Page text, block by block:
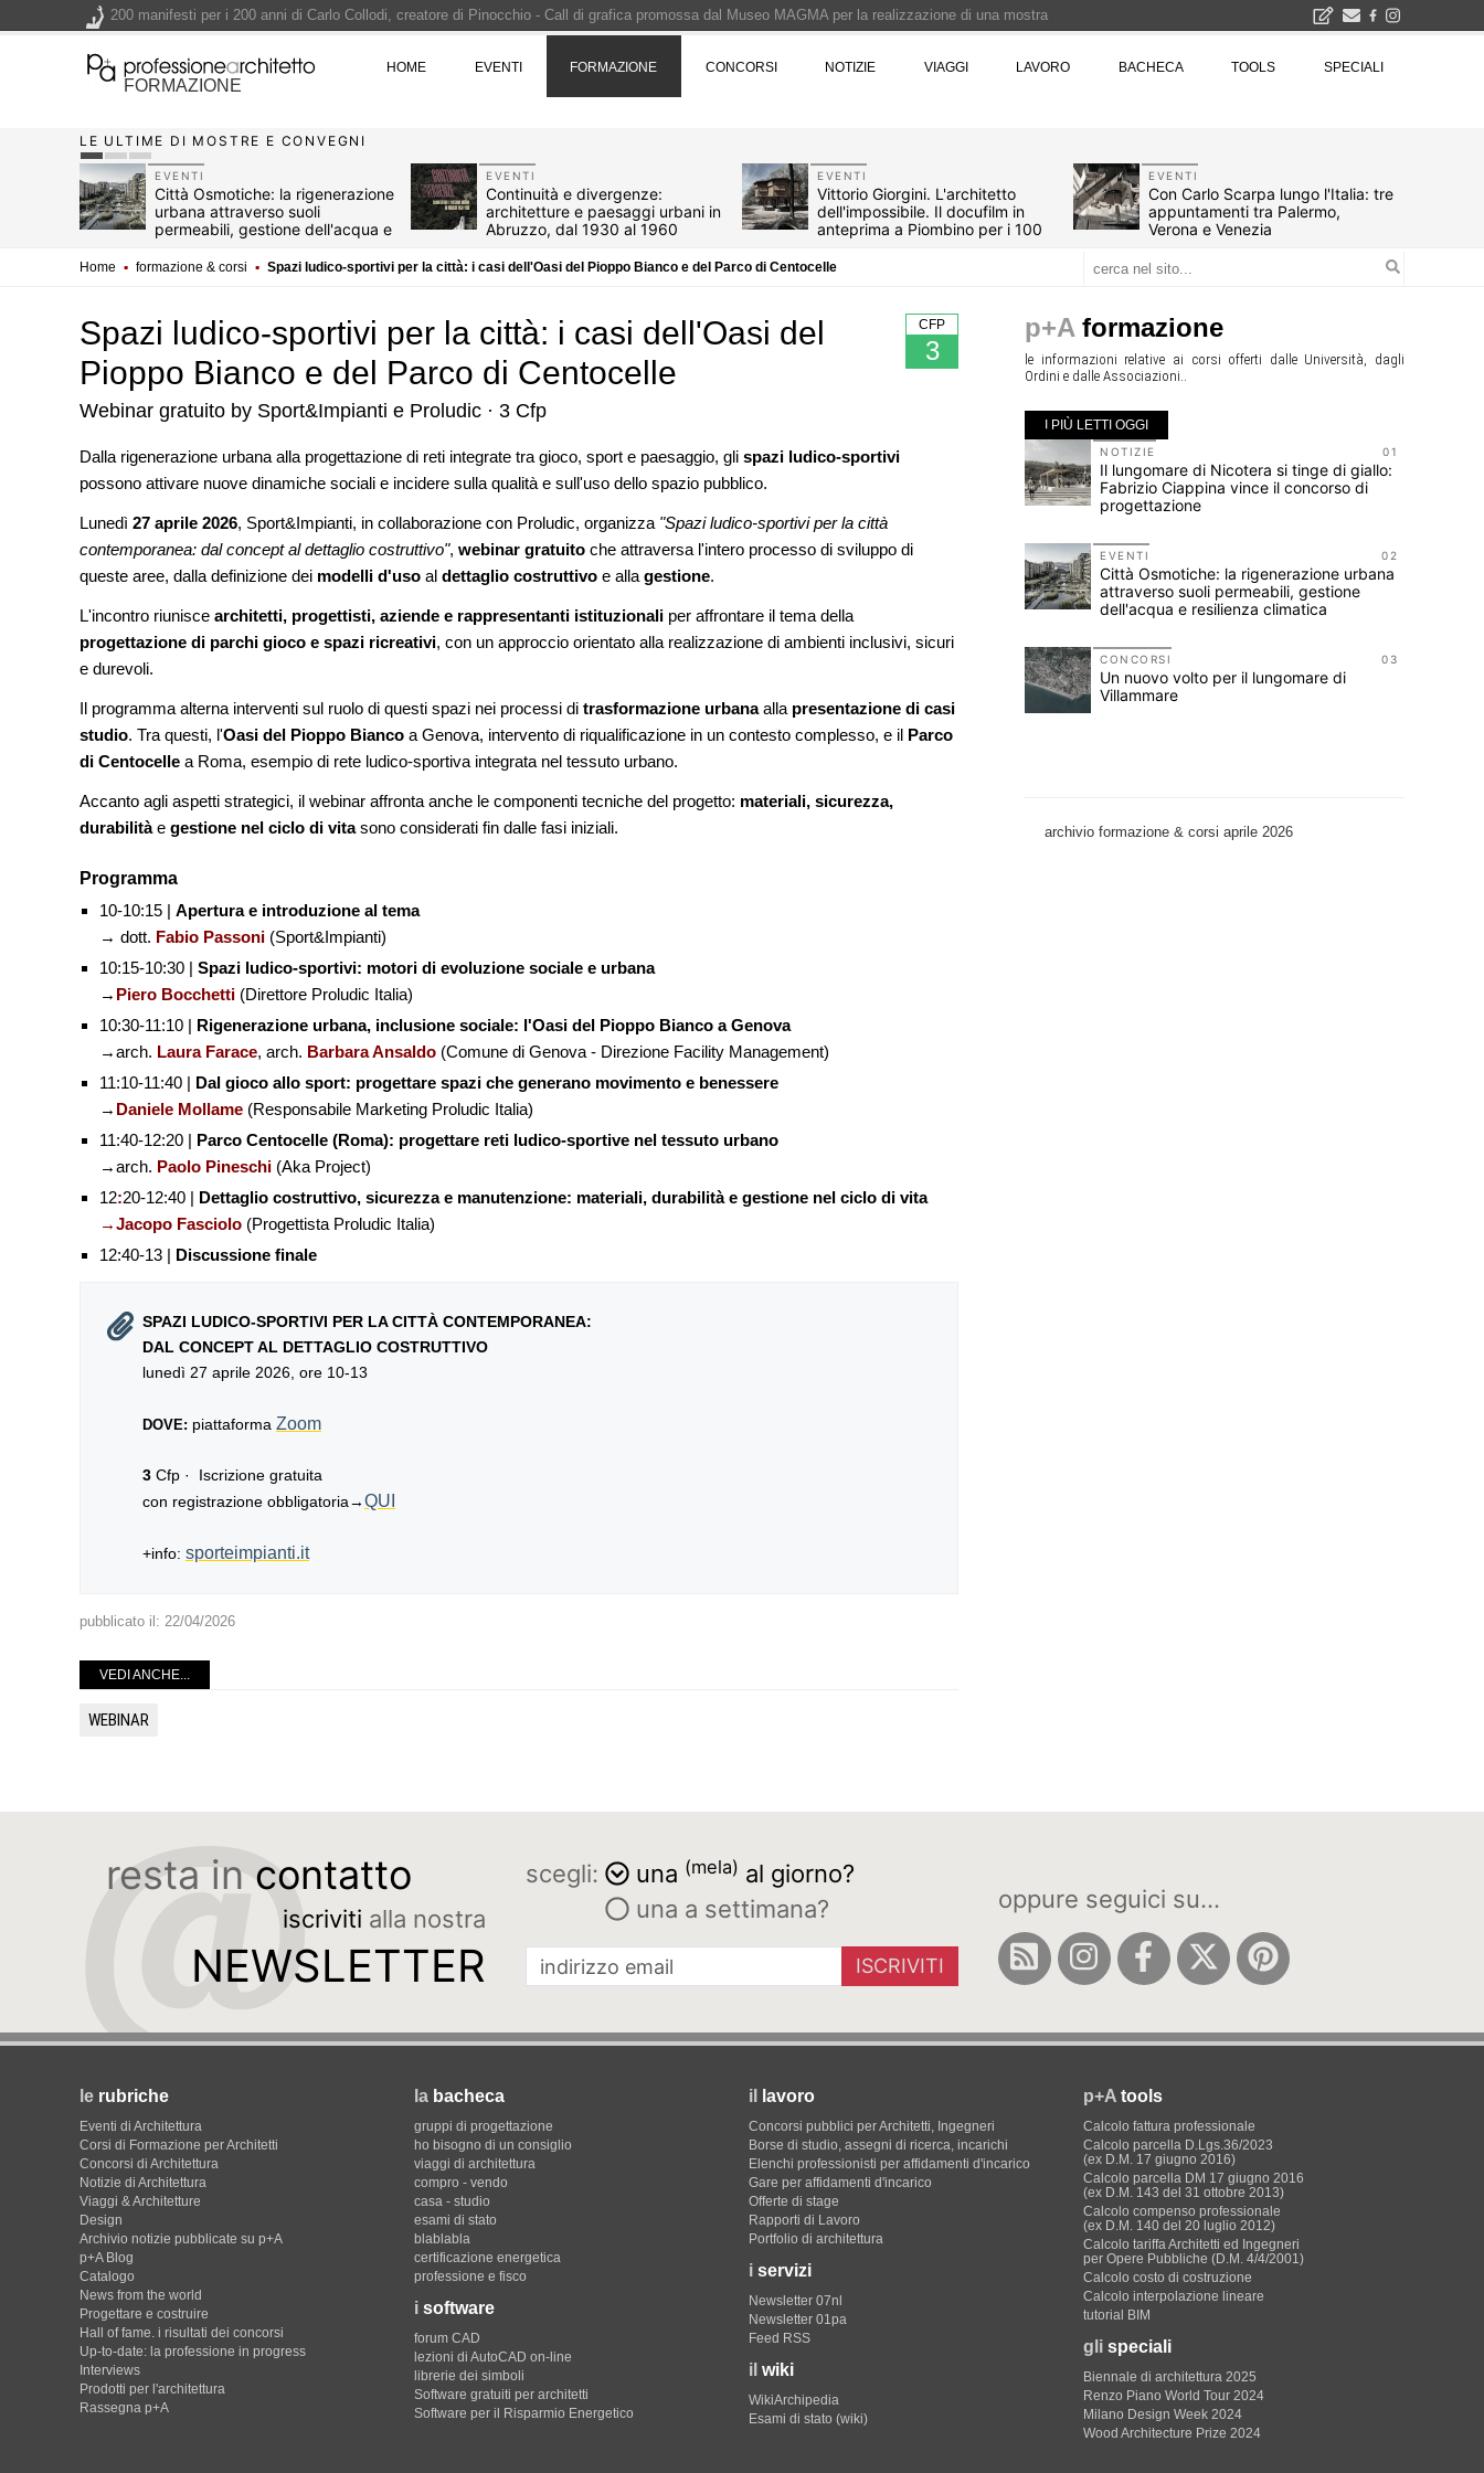
FORMAZIONE
HOME EVENTI FORMAZIONE CONCORSI NOTIZIE VIAGGI LAVORO BACHECA TOOLS SPECIALI
LE ULTIME DI MOSTRE E CONVEGNI
EVENTI
Città Osmotiche: la rigenerazione
urbana attraverso suoli
permeabili, gestione dell'acqua e
EVENTI
Continuità e divergenze:
architetture e paesaggi urbani in
Abruzzo, dal 1930 al 1960
EVENTI
Vittorio Giorgini. L'architetto
dell'impossibile. Il docufilm in
anteprima a Piombino per i 100
EVENTI
Con Carlo Scarpa lungo l'Italia: tre
appuntamenti tra Palermo,
Verona e Venezia
Home ▪ formazione & corsi ▪ Spazi ludico-sportivi per la città: i casi dell'Oasi del Pioppo Bianco e del Parco di Centocelle
CFP
3
Spazi ludico-sportivi per la città: i casi dell'Oasi del
Pioppo Bianco e del Parco di Centocelle
Webinar gratuito by Sport&Impianti e Proludic · 3 Cfp
Dalla rigenerazione urbana alla progettazione di reti integrate tra gioco, sport e paesaggio, gli spazi ludico-sportivi
possono attivare nuove dinamiche sociali e incidere sulla qualità e sull'uso dello spazio pubblico.
Lunedì 27 aprile 2026, Sport&Impianti, in collaborazione con Proludic, organizza "Spazi ludico-sportivi per la città
contemporanea: dal concept al dettaglio costruttivo", webinar gratuito che attraversa l'intero processo di sviluppo di
queste aree, dalla definizione dei modelli d'uso al dettaglio costruttivo e alla gestione.
L'incontro riunisce architetti, progettisti, aziende e rappresentanti istituzionali per affrontare il tema della
progettazione di parchi gioco e spazi ricreativi, con un approccio orientato alla realizzazione di ambienti inclusivi, sicuri
e durevoli.
Il programma alterna interventi sul ruolo di questi spazi nei processi di trasformazione urbanaalla presentazione di casi
studio. Tra questi, l'Oasi del Pioppo Bianco a Genova, intervento di riqualificazione in un contesto complesso, e il Parco
di Centocelle a Roma, esempio di rete ludico-sportiva integrata nel tessuto urbano.
Accanto agli aspetti strategici, il webinar affronta anche le componenti tecniche del progetto: materiali, sicurezza,
durabilitàe gestione nel ciclo di vitasono considerati fin dalle fasi iniziali.
Programma
10-10:15 | Apertura e introduzione al tema
→ dott. Fabio Passoni(Sport&Impianti)
10:15-10:30 | Spazi ludico-sportivi: motori di evoluzione sociale e urbana
→ Piero Bocchetti(Direttore Proludic Italia)
10:30-11:10 | Rigenerazione urbana, inclusione sociale: l'Oasi del Pioppo Bianco a Genova
→arch. Laura Farace, arch. Barbara Ansaldo(Comune di Genova - Direzione Facility Management)
11:10-11:40 | Dal gioco allo sport: progettare spazi che generano movimento e benessere
→ Daniele Mollame(Responsabile Marketing Proludic Italia)
11:40-12:20 | Parco Centocelle (Roma): progettare reti ludico‑sportive nel tessuto urbano
→arch. Paolo Pineschi(Aka Project)
12:20-12:40 | Dettaglio costruttivo, sicurezza e manutenzione: materiali, durabilità e gestione nel ciclo di vita
→Jacopo Fasciolo(Progettista Proludic Italia)
12:40-13 | Discussione finale
SPAZI LUDICO‑SPORTIVI PER LA CITTÀ CONTEMPORANEA:
DAL CONCEPT AL DETTAGLIO COSTRUTTIVO
lunedì 27 aprile 2026, ore 10-13
DOVE: piattaforma Zoom
3 Cfp · Iscrizione gratuita
con registrazione obbligatoria→QUI
+info: sporteimpianti.it
pubblicato il: 22/04/2026
VEDI ANCHE...
WEBINAR
p+A formazione
le informazioni relative ai corsi offerti dalle Università, dagli
Ordini e dalle Associazioni..
I PIÙ LETTI OGGI
07
CONCORSI
La ricarica dei profumi domestici in un
prodotto innovativo di design
Il museo città: a Bruxelles apre Kanal -
Centre Pompidou dedicato all'arte e
09
NOTIZIE
UP-TO-DATE
Il decreto infrastrutture è legge, le novità
dall'anticipazione del prezzo alla
UP-TO-DATE
EVENTI
01
NOTIZIE
Il lungomare di Nicotera si tinge di giallo:
Fabrizio Ciappina vince il concorso di
progettazione
02
EVENTI
Città Osmotiche: la rigenerazione urbana
attraverso suoli permeabili, gestione
dell'acqua e resilienza climatica
03
CONCORSI
Un nuovo volto per il lungomare di
Villammare
archivio formazione & corsi aprile 2026
resta in contatto
iscriviti alla nostra
NEWSLETTER
scegli: una (mela) al giorno?
una a settimana?
ISCRIVITI
oppure seguici su...
le rubriche
Eventi di Architettura
Corsi di Formazione per Architetti
Concorsi di Architettura
Notizie di Architettura
Viaggi & Architetture
Design
Archivio notizie pubblicate su p+A
p+A Blog
Catalogo
News from the world
Progettare e costruire
Hall of fame. i risultati dei concorsi
Up-to-date: la professione in progress
Interviews
Prodotti per l'architettura
Rassegna p+A
la bacheca
gruppi di progettazione
ho bisogno di un consiglio
viaggi di architettura
compro - vendo
casa - studio
esami di stato
blablabla
certificazione energetica
professione e fisco
i software
forum CAD
lezioni di AutoCAD on-line
librerie dei simboli
Software gratuiti per architetti
Software per il Risparmio Energetico
il lavoro
Concorsi pubblici per Architetti, Ingegneri
Borse di studio, assegni di ricerca, incarichi
Elenchi professionisti per affidamenti d'incarico
Gare per affidamenti d'incarico
Offerte di stage
Rapporti di Lavoro
Portfolio di architettura
i servizi
Newsletter 07nl
Newsletter 01pa
Feed RSS
il wiki
WikiArchipedia
Esami di stato (wiki)
p+A tools
Calcolo fattura professionale
Calcolo parcella D.Lgs.36/2023
(ex D.M. 17 giugno 2016)
Calcolo parcella DM 17 giugno 2016
(ex D.M. 143 del 31 ottobre 2013)
Calcolo compenso professionale
(ex D.M. 140 del 20 luglio 2012)
Calcolo tariffa Architetti ed Ingegneri
per Opere Pubbliche (D.M. 4/4/2001)
Calcolo costo di costruzione
Calcolo interpolazione lineare
tutorial BIM
gli speciali
Biennale di architettura 2025
Renzo Piano World Tour 2024
Milano Design Week 2024
Wood Architecture Prize 2024
200 manifesti per i 200 anni di Carlo Collodi, creatore di Pinocchio - Call di grafica promossa dal Museo MAGMA per la realizzazione di una mostra
Il lungomare di Nicotera si tinge di giallo: Fabrizio Ciappina vince il concorso di progettazione
Il decreto infrastrutture è legge, le novità dall'anticipazione del prezzo alla Soprintendenza speciale
Un nuovo volto per il lungomare di Villammare - Concorso di progettazione a procedura aperta due fasi Montepremi: 18.000 euro